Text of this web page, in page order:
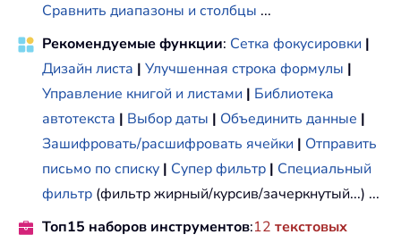
Сравнить диапазоны и столбцы ...
Рекомендуемые функции: Сетка фокусировки |
Дизайн листа | Улучшенная строка формулы |
Управление книгой и листами | Библиотека
автотекста | Выбор даты | Объединить данные |
Зашифровать/расшифровать ячейки | Отправить
письмо по списку | Супер фильтр | Специальный
фильтр (фильтр жирный/курсив/зачеркнутый...) ...
Топ15 наборов инструментов:12 текстовых